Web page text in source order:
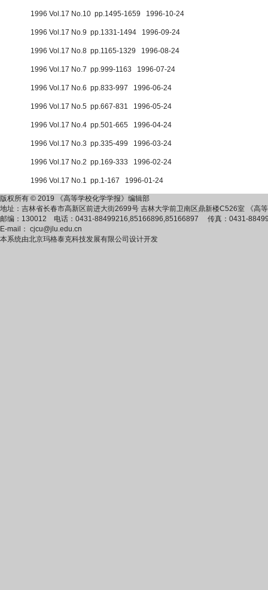
1996 Vol.17 No.10 pp.1495-1659 1996-10-24
1996 Vol.17 No.9 pp.1331-1494 1996-09-24
1996 Vol.17 No.8 pp.1165-1329 1996-08-24
1996 Vol.17 No.7 pp.999-1163 1996-07-24
1996 Vol.17 No.6 pp.833-997 1996-06-24
1996 Vol.17 No.5 pp.667-831 1996-05-24
1996 Vol.17 No.4 pp.501-665 1996-04-24
1996 Vol.17 No.3 pp.335-499 1996-03-24
1996 Vol.17 No.2 pp.169-333 1996-02-24
1996 Vol.17 No.1 pp.1-167 1996-01-24
版权所有 © 2019 《高等学校化学学报》编辑部
地址：吉林省长春市高新区前进大街2699号 吉林大学前卫南区鼎新楼C526室 《
邮编：130012 电话：0431-88499216,85166896,85166897 传真：0431-
E-mail： cjcu@jlu.edu.cn
本系统由北京玛格泰克科技发展有限公司 设计开发